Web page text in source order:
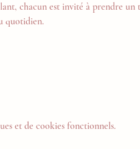
chacun est invité à prendre un
quotidien.
et de cookies fonctionnels.